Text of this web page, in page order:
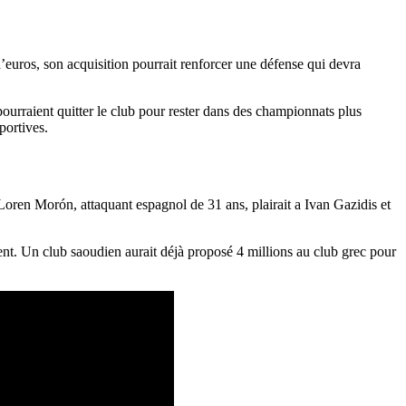
son acquisition pourrait renforcer une défense qui devra
quitter le club pour rester dans des championnats plus
Morón, attaquant espagnol de 31 ans, plairait a Ivan Gazidis et
Un club saoudien aurait déjà proposé 4 millions au club grec pour